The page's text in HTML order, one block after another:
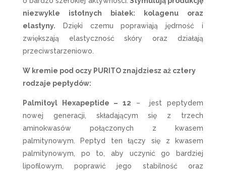
niezwykle istotnych białek: kolagenu oraz
elastyny. Dzięki czemu poprawiają jędrność i
zwiększają elastyczność skóry oraz działają
przeciwstarzeniowo.
W kremie pod oczy PURITO znajdziesz aż cztery
rodzaje peptydów:
Palmitoyl Hexapeptide – 12 –
jest peptydem
nowej generacji, składającym się z trzech
aminokwasów połączonych z kwasem
palmitynowym. Peptyd ten łączy się z kwasem
palmitynowym, po to, aby uczynić go bardziej
lipofilowym, poprawić jego stabilność oraz